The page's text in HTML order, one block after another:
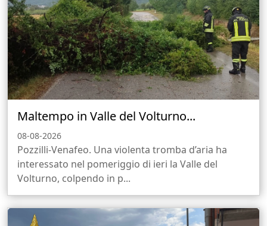
Maltempo in Valle del Volturno...
08-08-2026
Pozzilli-Venafeo. Una violenta tromba d’aria ha
interessato nel pomeriggio di ieri la Valle del
Volturno, colpendo in p...